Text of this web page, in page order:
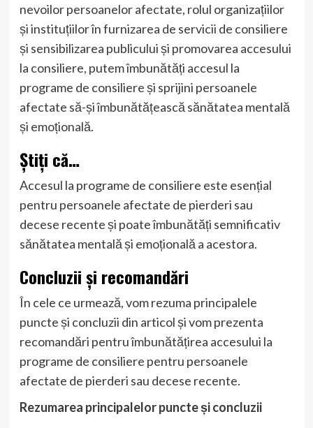
nevoilor persoanelor afectate, rolul organizațiilor
și instituțiilor în furnizarea de servicii de consiliere
și sensibilizarea publicului și promovarea accesului
la consiliere, putem îmbunătăți accesul la
programe de consiliere și sprijini persoanele
afectate să-și îmbunătățească sănătatea mentală
și emoțională.
Știți că…
Accesul la programe de consiliere este esențial
pentru persoanele afectate de pierderi sau
decese recente și poate îmbunătăți semnificativ
sănătatea mentală și emoțională a acestora.
Concluzii și recomandări
În cele ce urmează, vom rezuma principalele
puncte și concluzii din articol și vom prezenta
recomandări pentru îmbunătățirea accesului la
programe de consiliere pentru persoanele
afectate de pierderi sau decese recente.
Rezumarea principalelor puncte și concluzii